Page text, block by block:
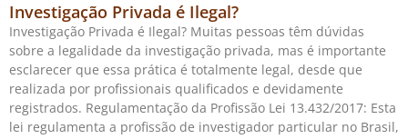
Investigação Privada é Ilegal?
Investigação Privada é Ilegal? Muitas pessoas têm dúvidas
sobre a legalidade da investigação privada, mas é importante
esclarecer que essa prática é totalmente legal, desde que
realizada por profissionais qualificados e devidamente
registrados. Regulamentação da Profissão Lei 13.432/2017: Esta
lei regulamenta a profissão de investigador particular no Brasil,